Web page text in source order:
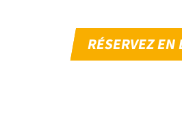
RÉSERVEZ EN